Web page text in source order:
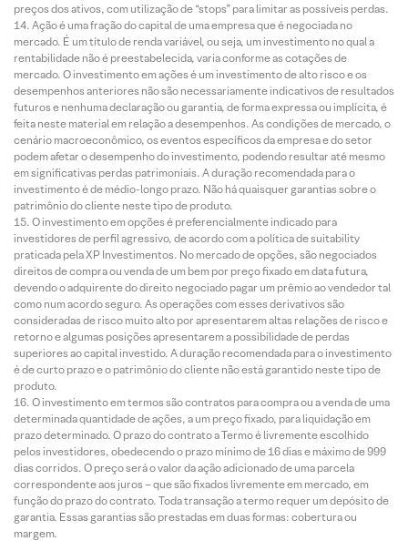
preços dos ativos, com utilização de “stops” para limitar as possíveis perdas.
Ação é uma fração do capital de uma empresa que é negociada no
mercado. É um título de renda variável, ou seja, um investimento no qual a
rentabilidade não é preestabelecida, varia conforme as cotações de
mercado. O investimento em ações é um investimento de alto risco e os
desempenhos anteriores não são necessariamente indicativos de resultados
futuros e nenhuma declaração ou garantia, de forma expressa ou implícita, é
feita neste material em relação a desempenhos. As condições de mercado, o
cenário macroeconômico, os eventos específicos da empresa e do setor
podem afetar o desempenho do investimento, podendo resultar até mesmo
em significativas perdas patrimoniais. A duração recomendada para o
investimento é de médio-longo prazo. Não há quaisquer garantias sobre o
patrimônio do cliente neste tipo de produto.
O investimento em opções é preferencialmente indicado para
investidores de perfil agressivo, de acordo com a política de suitability
praticada pela XP Investimentos. No mercado de opções, são negociados
direitos de compra ou venda de um bem por preço fixado em data futura,
devendo o adquirente do direito negociado pagar um prêmio ao vendedor tal
como num acordo seguro. As operações com esses derivativos são
consideradas de risco muito alto por apresentarem altas relações de risco e
retorno e algumas posições apresentarem a possibilidade de perdas
superiores ao capital investido. A duração recomendada para o investimento
é de curto prazo e o patrimônio do cliente não está garantido neste tipo de
produto.
O investimento em termos são contratos para compra ou a venda de uma
determinada quantidade de ações, a um preço fixado, para liquidação em
prazo determinado. O prazo do contrato a Termo é livremente escolhido
pelos investidores, obedecendo o prazo mínimo de 16 dias e máximo de 999
dias corridos. O preço será o valor da ação adicionado de uma parcela
correspondente aos juros – que são fixados livremente em mercado, em
função do prazo do contrato. Toda transação a termo requer um depósito de
garantia. Essas garantias são prestadas em duas formas: cobertura ou
margem.